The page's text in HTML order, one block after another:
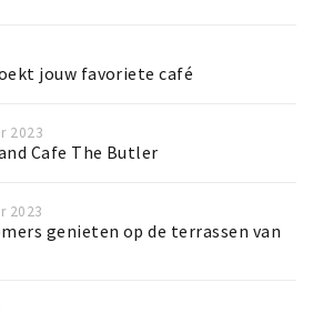
jouw favoriete café
2023
Cafe The Butler
2023
genieten op de terrassen van